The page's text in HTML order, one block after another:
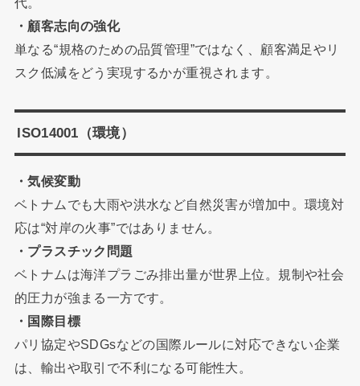
・顧客志向の強化
単なる“規格のための品質管理”ではなく、顧客満足やリ
スク低減をどう実現するかが重視されます。
ISO14001（環境）
・気候変動
ベトナムでも大雨や洪水など自然災害が増加中。環境対
応は“対岸の火事”ではありません。
・プラスチック問題
ベトナムは海洋プラごみ排出量が世界上位。規制や社会
的圧力が強まる一方です。
・国際目標
パリ協定やSDGsなどの国際ルールに対応できない企業
は、輸出や取引で不利になる可能性大。